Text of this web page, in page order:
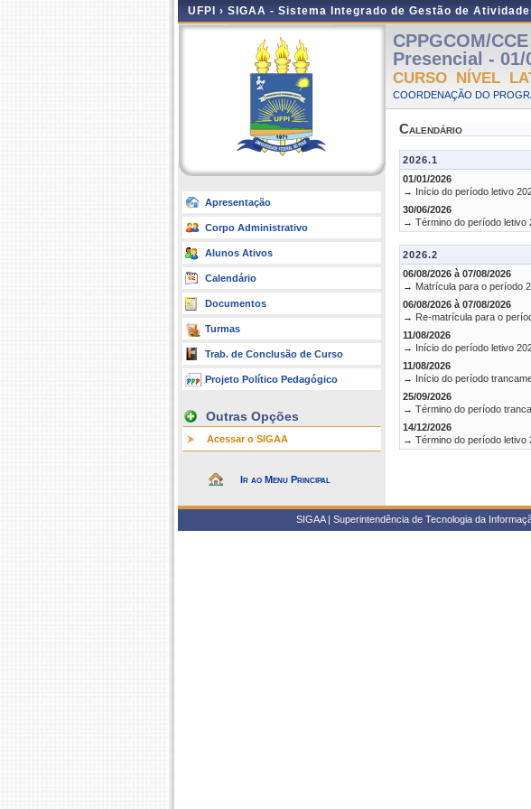
UFPI › SIGAA - Sistema Integrado de Gestão de
Apresentação
Corpo Administrativo
Alunos Ativos
Calendário
Documentos
Turmas
Trab. de Conclusão de Curso
Projeto Político Pedagógico
Outras Opções
Acessar o SIGAA
Ir ao Menu Principal
CPPGCOM/
Presencial - 01/
CURSO NÍVEL
COORDENAÇÃO DO
Calendário
2026.1
01/01/2026
→ Início do período letivo
30/06/2026
→ Término do período letivo
2026.2
06/08/2026 à 07/08/2026
→ Matrícula para o período
06/08/2026 à 07/08/2026
→ Re-matrícula para o
11/08/2026
→ Início do período letivo
11/08/2026
→ Início do período
25/09/2026
→ Término do período
14/12/2026
→ Término do período letivo
SIGAA | Superintendência de Tecnologia da